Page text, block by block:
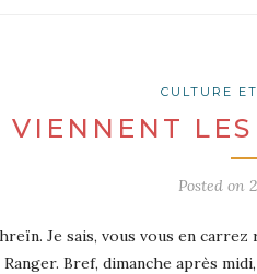
CULTURE
VIENNENT
Posted on
Je sais, vous vous en
Bref, dimanche après